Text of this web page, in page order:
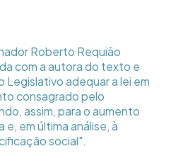
Roberto Requião
com a autora do texto e
Legislativo adequar a lei em
consagrado pelo
assim, para o aumento
e, em última análise, à
social".